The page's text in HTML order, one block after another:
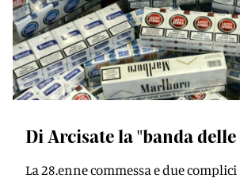
Di Arcisate la "banda delle
La 28.enne commessa e due